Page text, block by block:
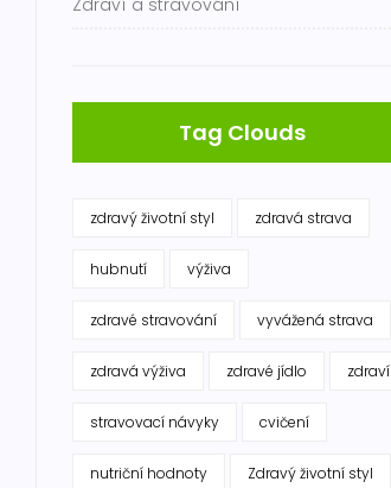
Zdraví a stravování
Tag Clouds
zdravý životní styl zdravá strava
hubnutí výživa
zdravé stravování vyvážená strava
zdravá výživa zdravé jídlo zdraví
stravovací návyky cvičení
nutriční hodnoty Zdravý životní styl